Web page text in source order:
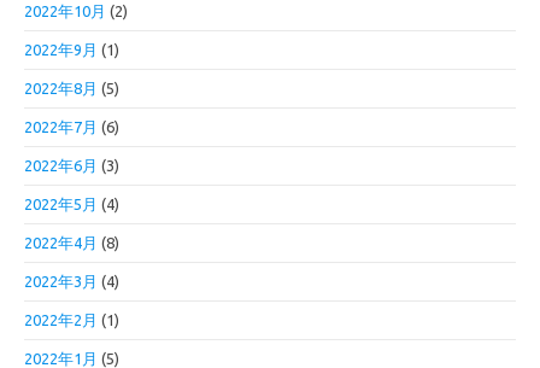
2022年10月 (2)
2022年9月 (1)
2022年8月 (5)
2022年7月 (6)
2022年6月 (3)
2022年5月 (4)
2022年4月 (8)
2022年3月 (4)
2022年2月 (1)
2022年1月 (5)